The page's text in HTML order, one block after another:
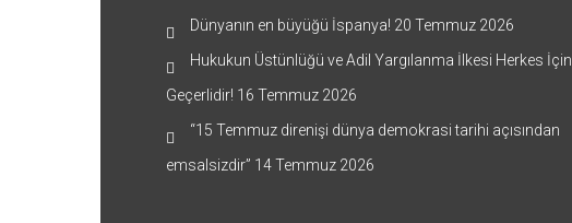
Dünyanın en büyüğü İspanya! 20 Temmuz 2026
Hukukun Üstünlüğü ve Adil Yargılanma İlkesi Herkes İçin
Geçerlidir! 16 Temmuz 2026
“15 Temmuz direnişi dünya demokrasi tarihi açısından
emsalsizdir” 14 Temmuz 2026